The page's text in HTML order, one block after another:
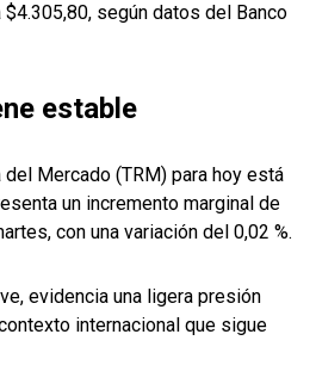
$4.305,80, según datos del Banco
estable
del Mercado (TRM) para hoy está
un incremento marginal de
con una variación del 0,02 %.
evidencia una ligera presión
internacional que sigue